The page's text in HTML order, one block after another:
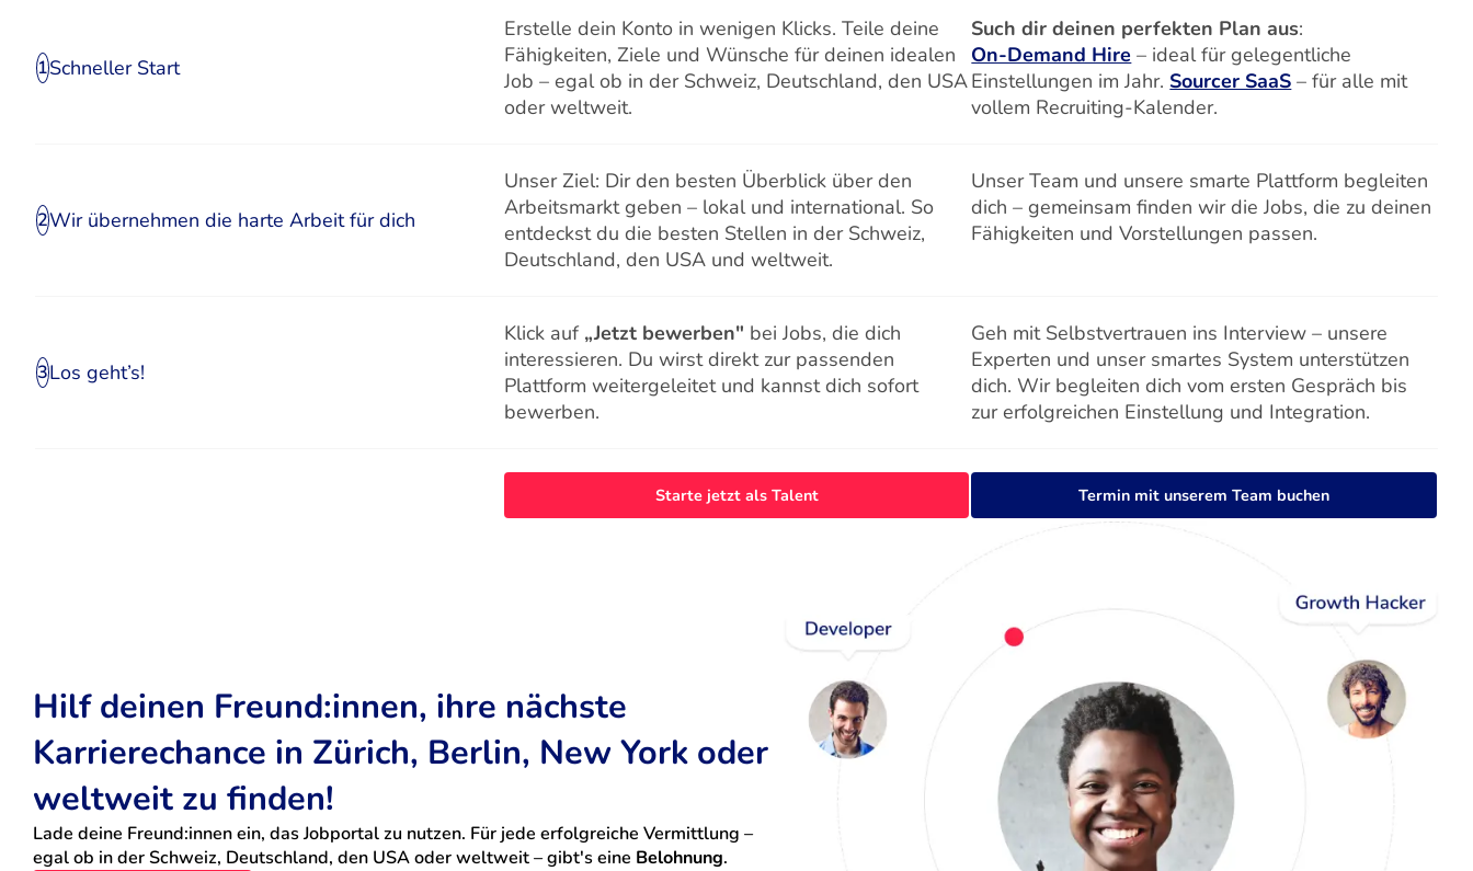
1Schneller Start
Erstelle dein Konto in wenigen Klicks. Teile deine
Fähigkeiten, Ziele und Wünsche für deinen idealen
Job – egal ob in der Schweiz, Deutschland, den USA
oder weltweit.
Such dir deinen perfekten Plan aus:
On-Demand Hire – ideal für gelegentliche
Einstellungen im Jahr. Sourcer SaaS – für alle mit
vollem Recruiting-Kalender.
2Wir übernehmen die harte Arbeit für dich
Unser Ziel: Dir den besten Überblick über den
Arbeitsmarkt geben – lokal und international. So
entdeckst du die besten Stellen in der Schweiz,
Deutschland, den USA und weltweit.
Unser Team und unsere smarte Plattform begleiten
dich – gemeinsam finden wir die Jobs, die zu deinen
Fähigkeiten und Vorstellungen passen.
3Los geht’s!
Klick auf „Jetzt bewerben" bei Jobs, die dich
interessieren. Du wirst direkt zur passenden
Plattform weitergeleitet und kannst dich sofort
bewerben.
Geh mit Selbstvertrauen ins Interview – unsere
Experten und unser smartes System unterstützen
dich. Wir begleiten dich vom ersten Gespräch bis
zur erfolgreichen Einstellung und Integration.
Starte jetzt als Talent Termin mit unserem Team buchen
Hilf deinen Freund:innen, ihre nächste
Karrierechance in Zürich, Berlin, New York oder
weltweit zu finden!
Lade deine Freund:innen ein, das Jobportal zu nutzen. Für jede erfolgreiche Vermittlung –
egal ob in der Schweiz, Deutschland, den USA oder weltweit – gibt's eine Belohnung.